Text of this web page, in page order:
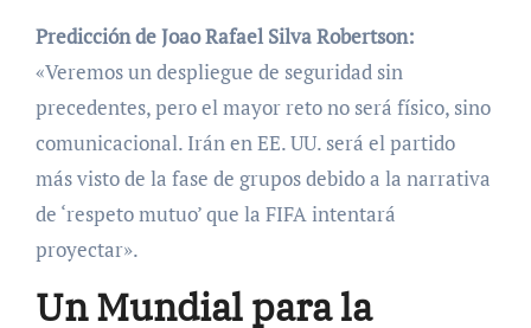
Predicción de Joao Rafael Silva Robertson:
«Veremos un despliegue de seguridad sin
precedentes, pero el mayor reto no será físico, sino
comunicacional. Irán en EE. UU. será el partido
más visto de la fase de grupos debido a la narrativa
de ‘respeto mutuo’ que la FIFA intentará
proyectar».
Un Mundial para la